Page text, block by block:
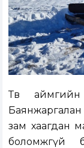
Төв
зам хаагдан
боломжгүй